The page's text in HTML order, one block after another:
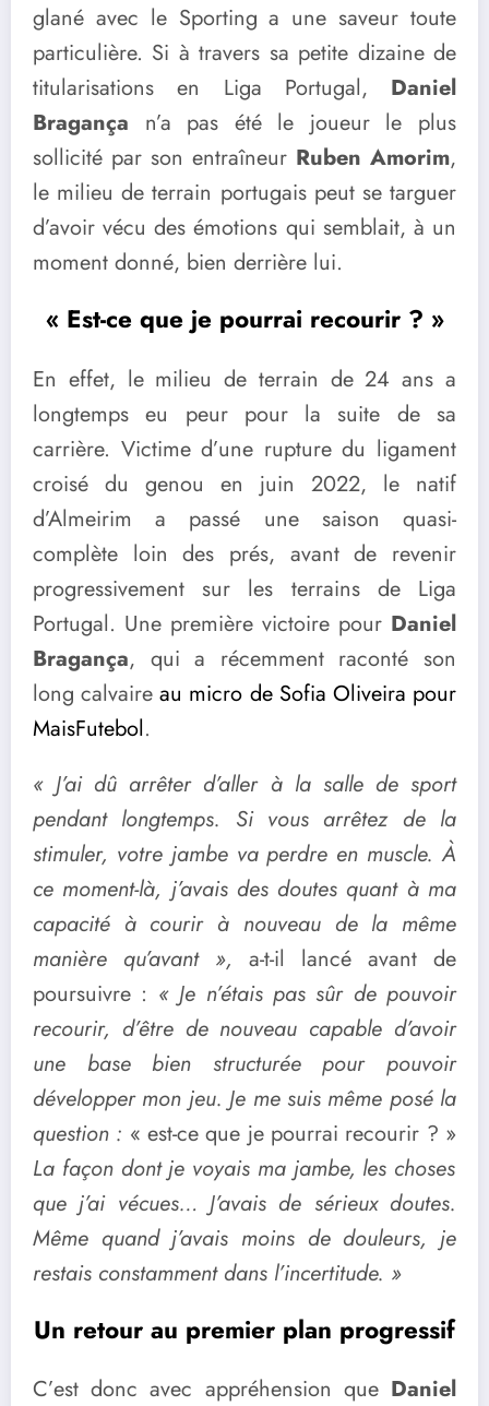
glané avec le Sporting a une saveur toute
particulière. Si à travers sa petite dizaine de
titularisations en Liga Portugal, Daniel
Bragança n’a pas été le joueur le plus
sollicité par son entraîneur Ruben Amorim,
le milieu de terrain portugais peut se targuer
d’avoir vécu des émotions qui semblait, à un
moment donné, bien derrière lui.
« Est-ce que je pourrai recourir ? »
En effet, le milieu de terrain de 24 ans a
longtemps eu peur pour la suite de sa
carrière. Victime d’une rupture du ligament
croisé du genou en juin 2022, le natif
d’Almeirim a passé une saison quasi-
complète loin des prés, avant de revenir
progressivement sur les terrains de Liga
Portugal. Une première victoire pour Daniel
Bragança, qui a récemment raconté son
long calvaireau micro de Sofia Oliveira pour
MaisFutebol.
« J’ai dû arrêter d’aller à la salle de sport
pendant longtemps. Si vous arrêtez de la
stimuler, votre jambe va perdre en muscle. À
ce moment-là, j’avais des doutes quant à ma
capacité à courir à nouveau de la même
manière qu’avant », a-t-il lancé avant de
poursuivre : « Je n’étais pas sûr de pouvoir
recourir, d’être de nouveau capable d’avoir
une base bien structurée pour pouvoir
développer mon jeu. Je me suis même posé la
question : « est-ce que je pourrai recourir ? »
La façon dont je voyais ma jambe, les choses
que j’ai vécues… J’avais de sérieux doutes.
Même quand j’avais moins de douleurs, je
restais constamment dans l’incertitude. »
Un retour au premier plan progressif
C’est donc avec appréhension que Daniel